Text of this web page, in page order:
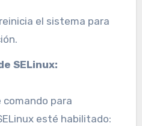
el sistema para
SELinux:
para
esté habilitado: